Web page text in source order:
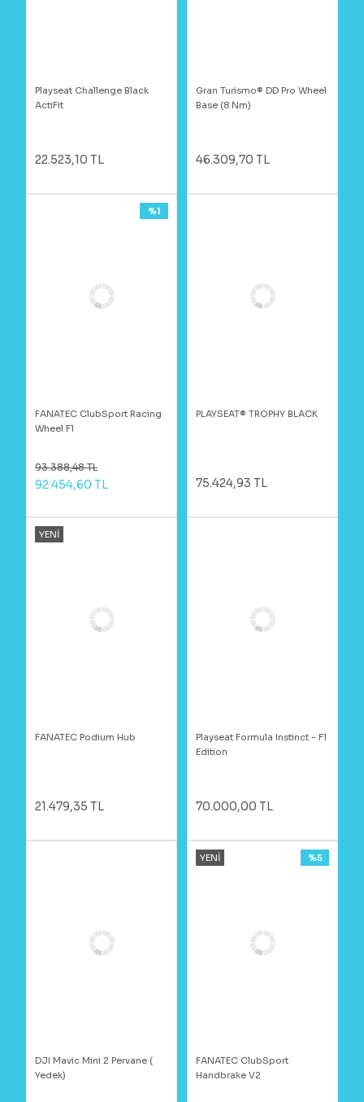
Playseat Challenge Black
ActiFit
22.523,10 TL
Gran Turismo® DD Pro Wheel
Base (8 Nm)
46.309,70 TL
FANATEC ClubSport Racing
Wheel F1
%1
93.388,48 TL
92.454,60 TL
PLAYSEAT® TROPHY BLACK
75.424,93 TL
YENİ
FANATEC Podium Hub
21.479,35 TL
Playseat Formula Instinct - F1
Edition
70.000,00 TL
DJI Mavic Mini 2 Pervane (
Yedek)
YENİ
FANATEC ClubSport
Handbrake V2
%5